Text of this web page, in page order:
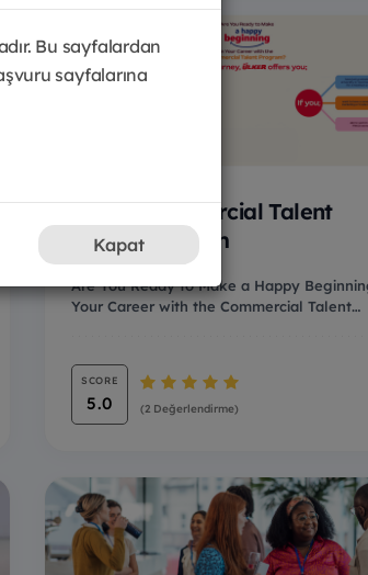
Commercial Talent
Program
Are You Ready to Make a Happy
Your Career with the Commercial Talent
SCORE
5.0 (2 Değerlendirme)
Bu sayfalardan
sayfalarına
Kapat